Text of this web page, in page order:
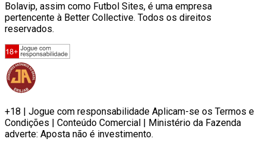
Bolavip, assim como Futbol Sites, é uma empresa
pertencente à Better Collective. Todos os direitos
reservados.
+18 | Jogue com responsabilidade Aplicam-se os Termos e
Condições | Conteúdo Comercial | Ministério da Fazenda
adverte: Aposta não é investimento.